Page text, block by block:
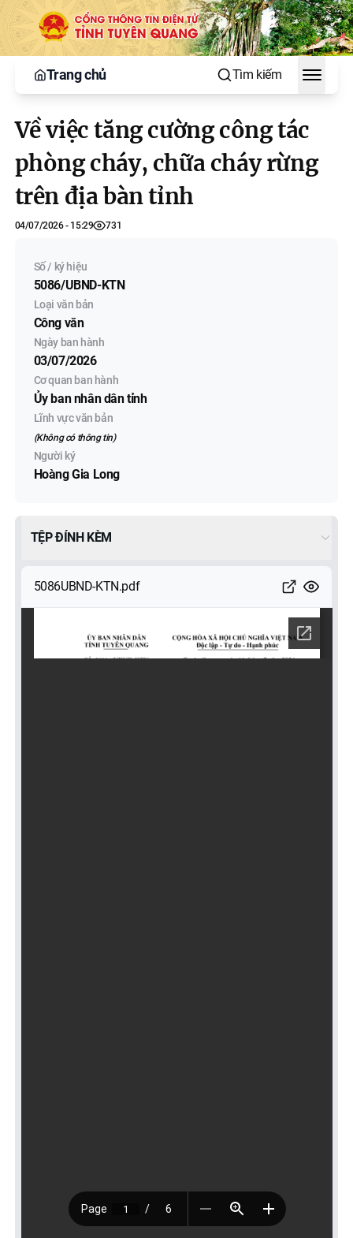
Trang chủ Tìm kiếm
Toggle
Về việc tăng cường công tác
phòng cháy, chữa cháy rừng
trên địa bàn tỉnh
04/07/2026 - 15:29 731
Số / ký hiệu
5086/UBND-KTN
Loại văn bản
Công văn
Ngày ban hành
03/07/2026
Cơ quan ban hành
Ủy ban nhân dân tỉnh
Lĩnh vực văn bản
(Không có thông tin)
Người ký
Hoàng Gia Long
TỆP ĐÍNH KÈM
5086UBND-KTN.pdf